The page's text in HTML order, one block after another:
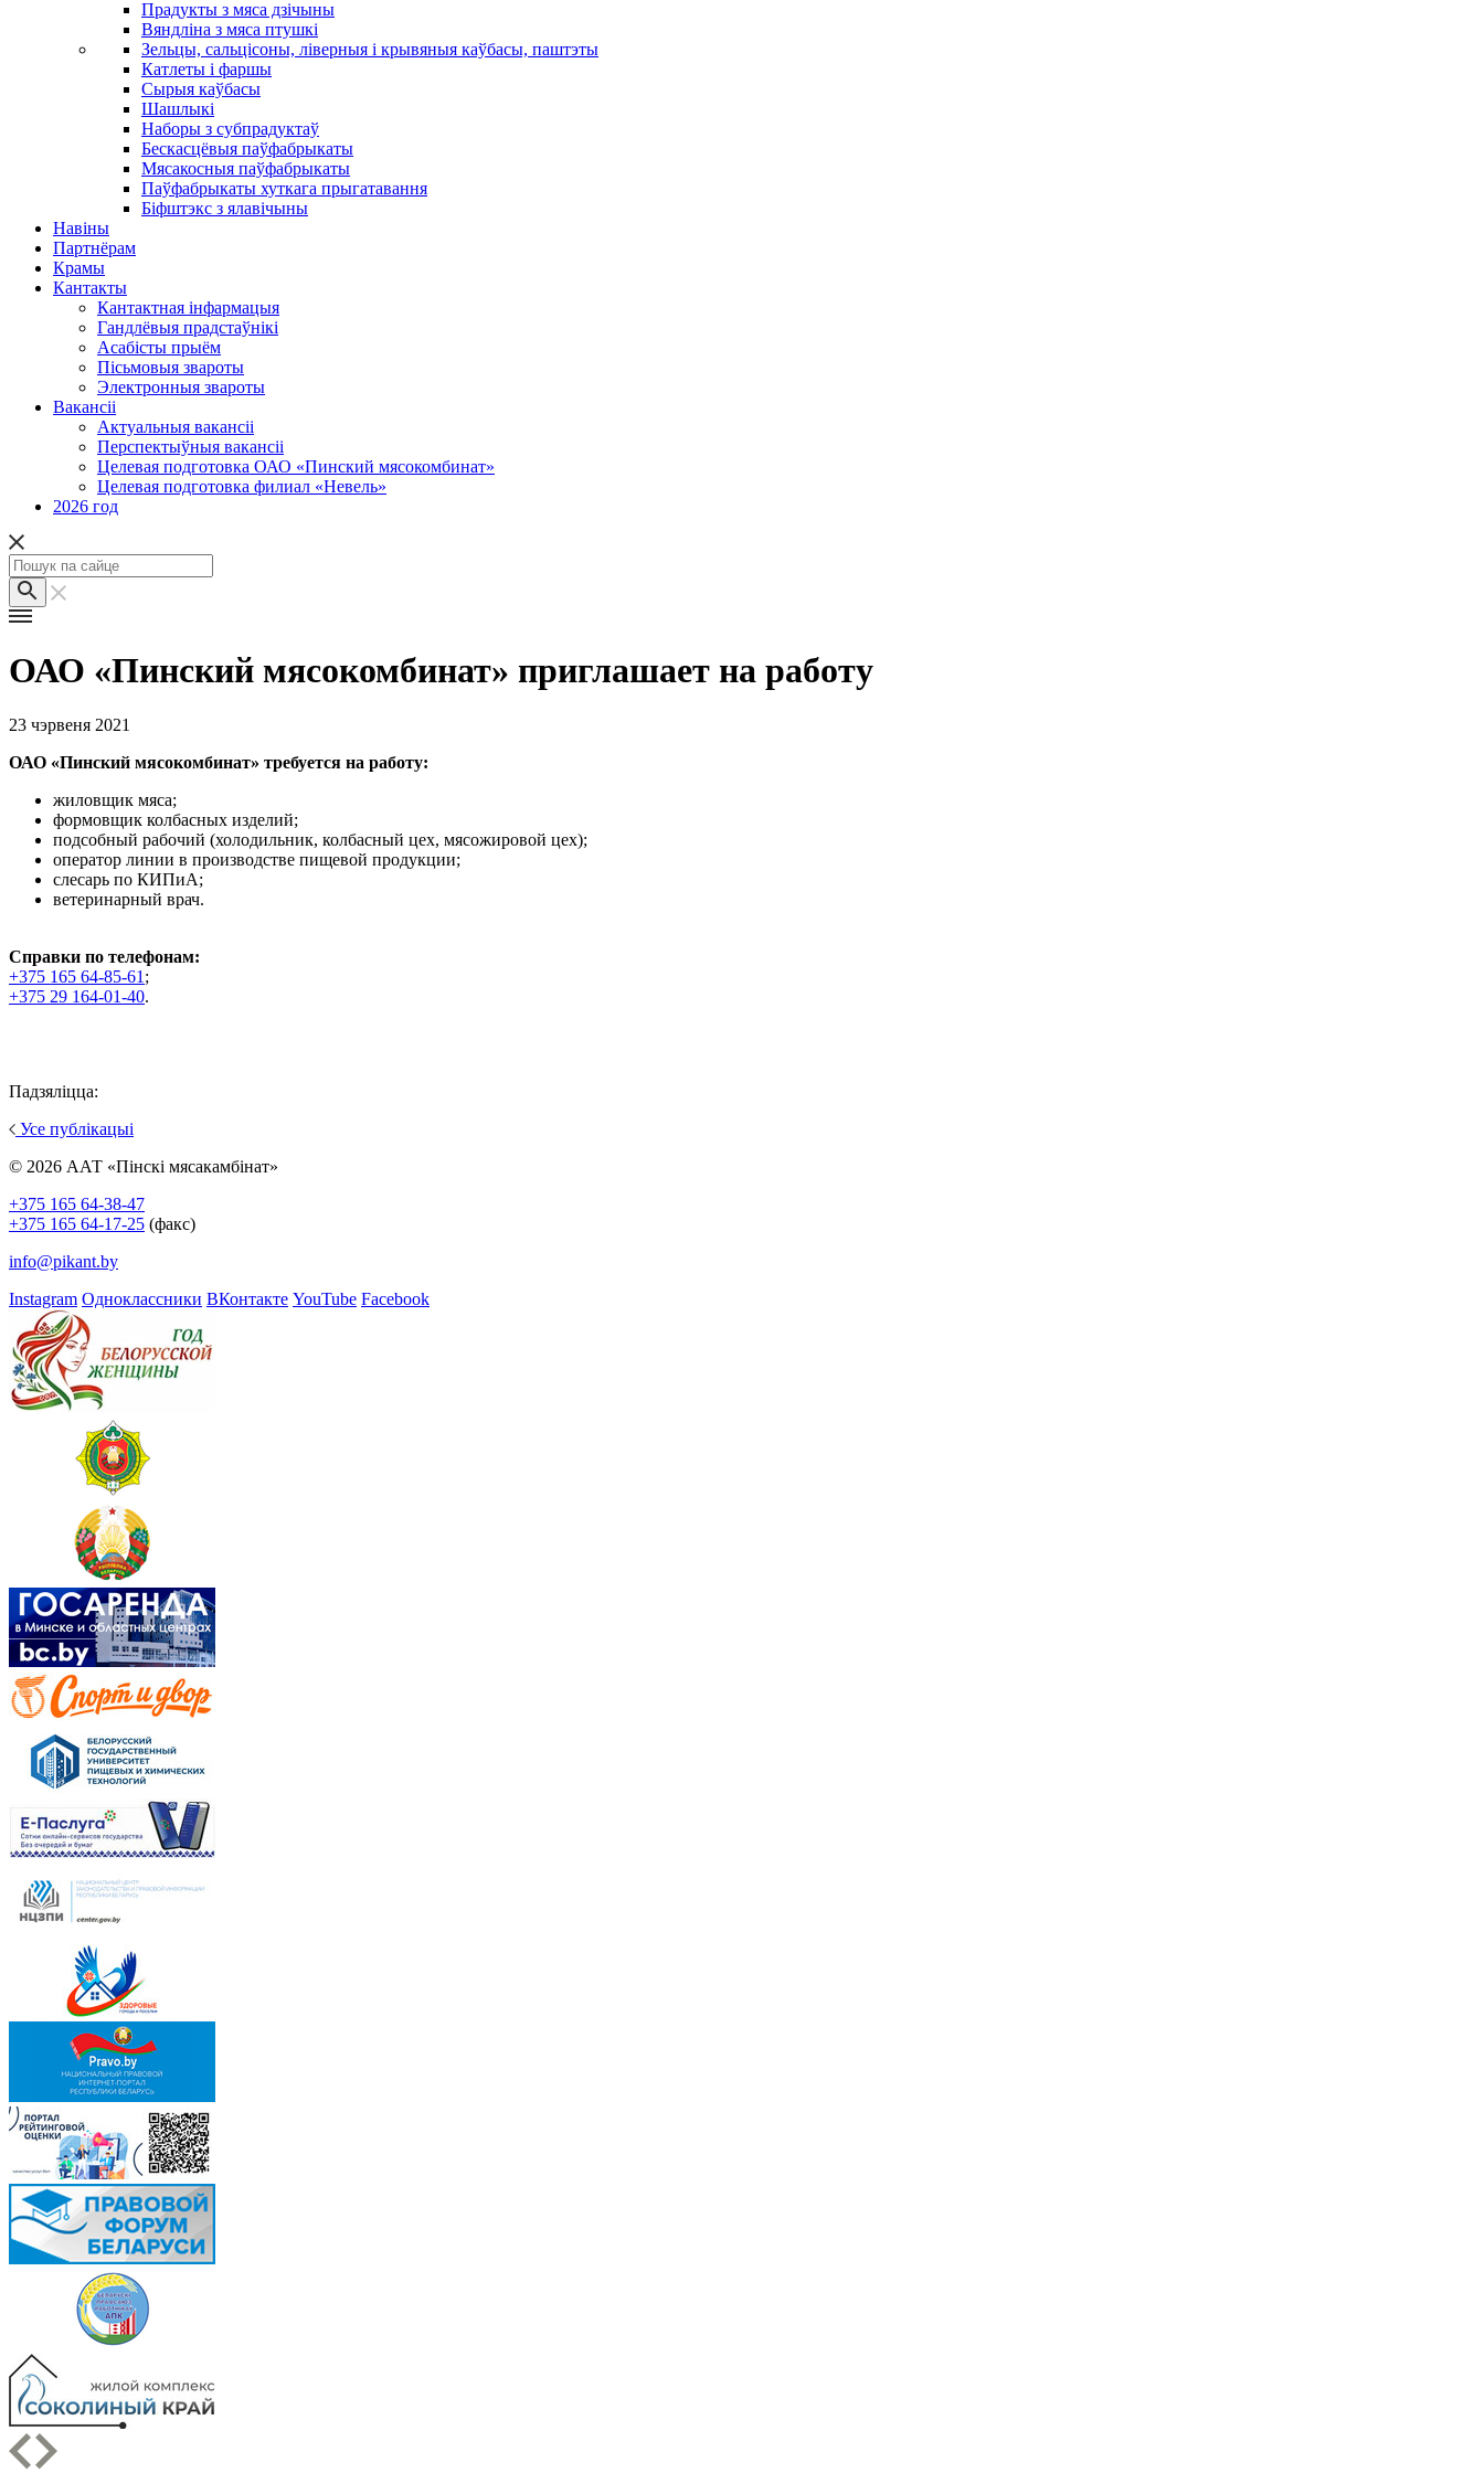
Прадукты з мяса дзічыны
Вяндліна з мяса птушкі
Зельцы, сальцісоны, ліверныя і крывяныя каўбасы, паштэты
Катлеты і фаршы
Сырыя каўбасы
Шашлыкі
Наборы з субпрадуктаў
Бескасцёвыя паўфабрыкаты
Мясакосныя паўфабрыкаты
Паўфабрыкаты хуткага прыгатавання
Біфштэкс з ялавічыны
Навіны
Партнёрам
Крамы
Кантакты
Кантактная інфармацыя
Гандлёвыя прадстаўнікі
Асабісты прыём
Пісьмовыя звароты
Электронныя звароты
Вакансіі
Актуальныя вакансіі
Перспектыўныя вакансіі
Целевая подготовка ОАО «Пинский мясокомбинат»
Целевая подготовка филиал «Невель»
2026 год
ОАО «Пинский мясокомбинат» приглашает на работу
23 чэрвеня 2021
ОАО «Пинский мясокомбинат» требуется на работу:
жиловщик мяса;
формовщик колбасных изделий;
подсобный рабочий (холодильник, колбасный цех, мясожировой цех);
оператор линии в производстве пищевой продукции;
слесарь по КИПиА;
ветеринарный врач.
Справки по телефонам:
+375 165 64-85-61 ;
+375 29 164-01-40.
Падзяліцца:
Усе публікацыі
© 2026 ААТ «Пінскі мясакамбінат»
+375 165 64-38-47
+375 165 64-17-25 (факс)
info@pikant.by
Instagram Одноклассники ВКонтакте YouTube Facebook